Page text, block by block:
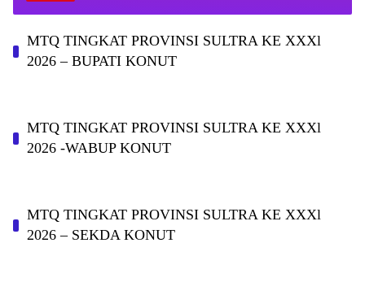
MTQ TINGKAT PROVINSI SULTRA KE XXXl
2026 – BUPATI KONUT
MTQ TINGKAT PROVINSI SULTRA KE XXXl
2026 -WABUP KONUT
MTQ TINGKAT PROVINSI SULTRA KE XXXl
2026 – SEKDA KONUT